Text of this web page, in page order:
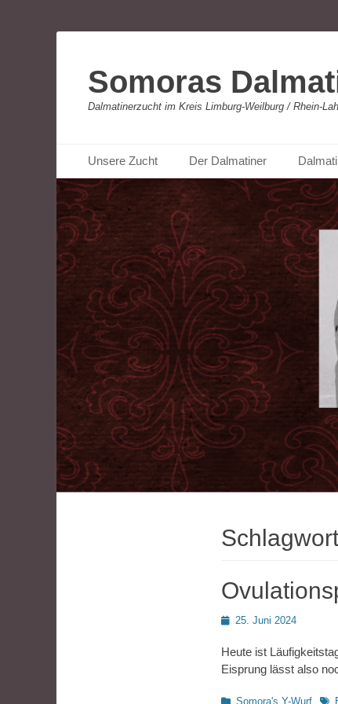
Somoras
Dalmatinerzucht im Kreis Limburg-Weilburg / Rhein-
Primäres Menü
Inhalt
springen
Unsere Zucht Der Dalmatiner
Posted25. Juni 2024
Heute ist
Eisprung lässt also
Kategorien
Somora's Y-Wurf